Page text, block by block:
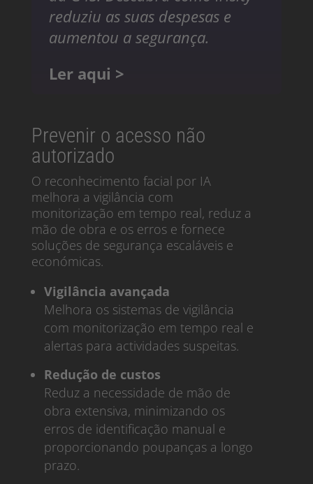
reduziu as suas despesas e
aumentou a segurança.
Ler aqui >
Prevenir o acesso não
autorizado
O reconhecimento facial por IA
melhora a vigilância com
monitorização em tempo real, reduz a
mão de obra e os erros e fornece
soluções de segurança escaláveis e
económicas.
Vigilância avançada
Melhora os sistemas de vigilância
com monitorização em tempo real e
alertas para actividades suspeitas.
Redução de custos
Reduz a necessidade de mão de
obra extensiva, minimizando os
erros de identificação manual e
proporcionando poupanças a longo
prazo.